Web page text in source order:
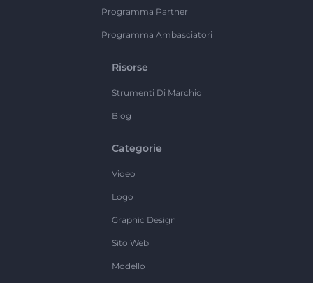
Programma Partner
Programma Ambasciatori
Risorse
Strumenti Di Marchio
Blog
Categorie
Video
Logo
Graphic Design
Sito Web
Modello